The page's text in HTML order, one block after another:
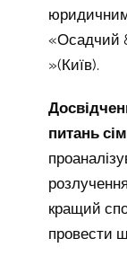
«Осадчий
»(Київ).
питань
кращий
провести